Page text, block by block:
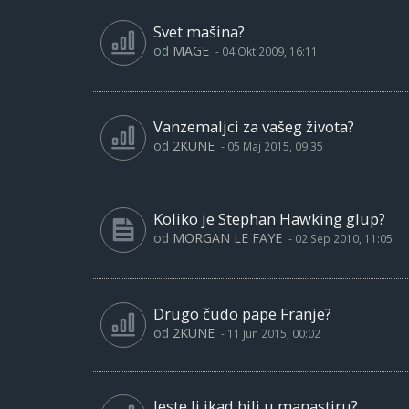
Svet mašina?
od MAGE - 04 Okt 2009, 16:11
Vanzemaljci za vašeg života?
od 2KUNE - 05 Maj 2015, 09:35
Koliko je Stephan Hawking glup?
od MORGAN LE FAYE - 02 Sep 2010, 11:05
Drugo čudo pape Franje?
od 2KUNE - 11 Jun 2015, 00:02